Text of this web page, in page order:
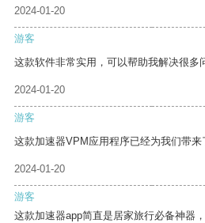
2024-01-20
游客
这款软件非常实用，可以帮助我解决很多
2024-01-20
游客
这款加速器VPM应用程序已经为我们带来
2024-01-20
游客
这款加速器app简直是居家旅行必备神器